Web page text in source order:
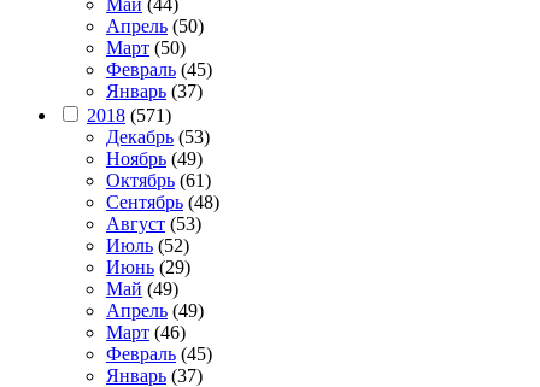
Апрель (50)
Март (50)
Февраль (45)
Январь (37)
2018 (571)
Декабрь (53)
Ноябрь (49)
Октябрь (61)
Сентябрь (48)
Август (53)
Июль (52)
Июнь (29)
Май (49)
Апрель (49)
Март (46)
Февраль (45)
Январь (37)